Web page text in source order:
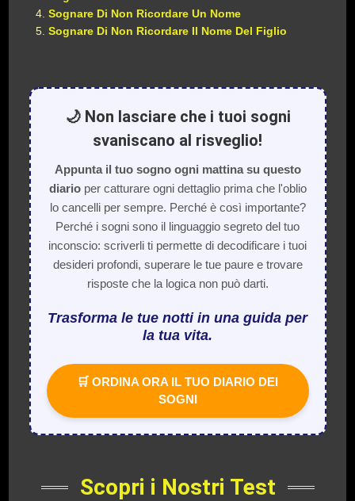
Sognare Di Non Ricordare Un Nome
Sognare Di Non Ricordare Il Nome Del Figlio
🌙 Non lasciare che i tuoi sogni
svaniscano al risveglio!
Appunta il tuo sogno ogni mattina su questo
diarioper catturare ogni dettaglio prima che l'oblio
lo cancelli per sempre. Perché è così importante?
Perché i sogni sono il linguaggio segreto del tuo
inconscio: scriverli ti permette di decodificare i tuoi
desideri profondi, superare le tue paure e trovare
risposte che la logica non può darti.
Trasforma le tue notti in una guida per
la tua vita.
🛒 ORDINA ORA IL TUO DIARIO DEI
SOGNI
Scopri i Nostri Test